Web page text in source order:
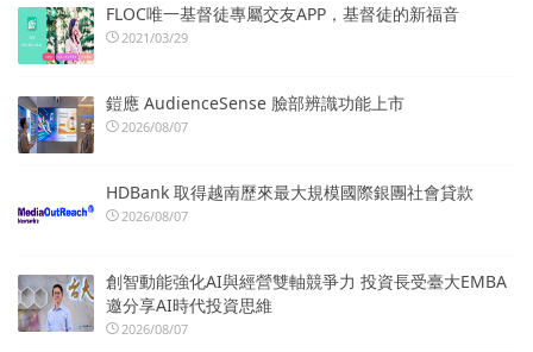
FLOC唯一基督徒專屬交友APP，基督徒的新福音
2021/03/29
鎧應 AudienceSense 臉部辨識功能上市
2026/08/07
HDBank 取得越南歷來最大規模國際銀團社會貸款
2026/08/07
創智動能強化AI與經營雙軸競爭力 投資長受臺大EMBA
邀分享AI時代投資思維
2026/08/07